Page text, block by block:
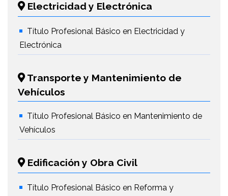
Electricidad y Electrónica
Título Profesional Básico en Electricidad y
Electrónica
Transporte y Mantenimiento de
Vehículos
Título Profesional Básico en Mantenimiento de
Vehículos
Edificación y Obra Civil
Título Profesional Básico en Reforma y